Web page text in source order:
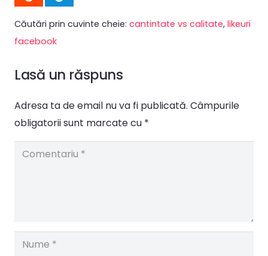
Căutări prin cuvinte cheie: cantintate vs calitate, likeuri
facebook
Lasă un răspuns
Adresa ta de email nu va fi publicată. Câmpurile
obligatorii sunt marcate cu *